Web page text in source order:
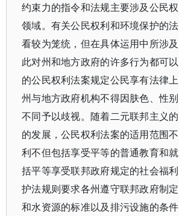
约束力的指令和法规主要涉及公民
领域。有关公民权利和环境保护的
看较为笼统，但在具体运用中所涉
此对州和地方政府的许多行为都可
的公民权利法案规定公民享有法律
州与地方政府机构不得因肤色、性
不同予以歧视。随着二元联邦主义
的发展，公民权利法案的适用范围
利不但包括享受平等的普通教育和
括平等享受联邦政府规定的社会福
护法规则要求各州遵守联邦政府制
和水资源的标准以及排污设施的条